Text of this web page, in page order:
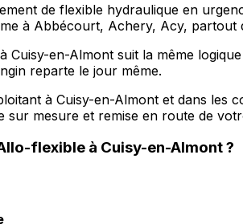
de flexible hydraulique en
à Abbécourt, Achery, Acy,
Cuisy-en-Almont suit la même
reparte le jour même.
à Cuisy-en-Almont et dans les
sur mesure et remise en route de
flexible à Cuisy-en-Almont?